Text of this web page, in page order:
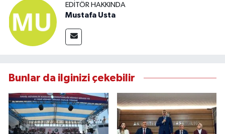
EDITÖR HAKKINDA
Mustafa Usta
Bunlar da ilginizi çekebilir